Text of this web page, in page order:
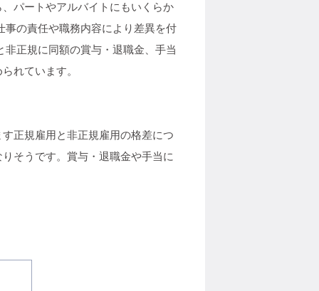
パートやアルバイトにもいくらか
の責任や職務内容により差異を付
正規に同額の賞与・退職金、手当
れています。
正規雇用と非正規雇用の格差につ
そうです。賞与・退職金や手当に